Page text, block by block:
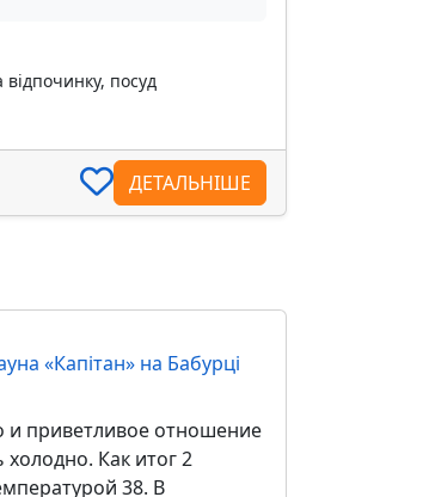
відпочинку, посуд
ДЕТАЛЬНІШЕ
«Капітан» на Бабурці
и приветливое отношение
Как итог 2
38. В